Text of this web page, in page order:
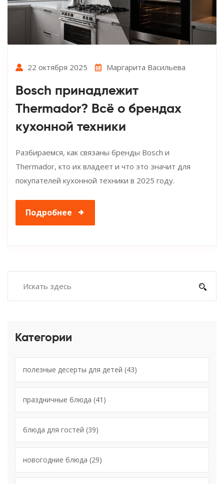
22 октября 2025 Маргарита Васильева
Bosch принадлежит
Thermador? Всё о брендах
кухонной техники
Разбираемся, как связаны бренды Bosch и
Thermador, кто их владеет и что это значит для
покупателей кухонной техники в 2025 году.
Подробнее
Категории
полезные десерты для детей (43)
праздничные блюда (41)
блюда для гостей (39)
новогодние блюда (29)